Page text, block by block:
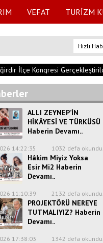
VEFAT TURİZM
İlçe Kongresi Gerçekleştirildi
ALLI ZEYNEP’İN
HİKÂYESİ VE TÜRKÜSÜ
Haberin Devamı..
14:22:35 1032 defa okundu.
Hâkim Miyiz Yoksa
Esir Mi2 Haberin
Devamı..
11:10:39 2132 defa okundu.
PROJEKTÖRÜ NEREYE
TUTMALIYIZ? Haberin
Devamı..
17:38:03 1342 defa okundu.